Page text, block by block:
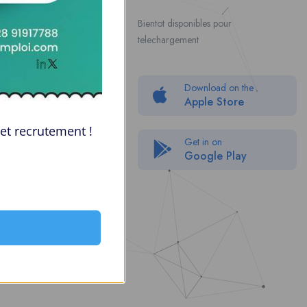
About Us
Politique de confidentialité
Packages
Bientot disponibles pour
telechargement
Download on the
Apple Store
Get in on
Google Play
recrutement !